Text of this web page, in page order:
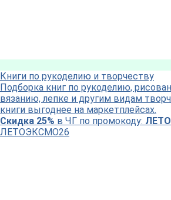
Книги по рукоделию и творчеству
Подборка книг по рукоделию,
вязанию, лепке и другим видам
книги выгоднее на маркетплейсах.
Скидка 25% в ЧГ по промокоду:
ЛЕТОЭКСМО26